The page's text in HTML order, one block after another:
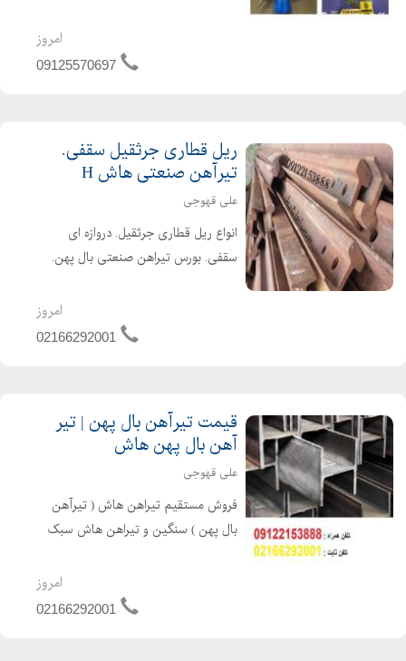
نیتروژن ، آمونیاک ، اسیتلن با خروجی
های متغیر برای استفاده در تمام کارهای
امروز
09125570697
ریل قطاری جرثقیل سقفی.
تیرآهن صنعتی هاش H
علی قهوجی
انواع ریل قطاری جرثقیل. دروازه ای
سقفی. بورس تیراهن صنعتی بال پهن.
تلفن همراه : 09122153888 تلفن ثابت :
02166292001 نام و نام خانوادگی علی
امروز
02166292001
قیمت تیرآهن بال پهن | تیر
آهن بال پهن هاش
علی قهوجی
فروش مستقیم تیراهن هاش ( تیرآهن
بال پهن ) سنگین و تیراهن هاش سبک
سایزها با گواهینامه کیفیت ( سرتیفیکیت
هاش ) محصول کشور کره 09122153888_
امروز
02166292001